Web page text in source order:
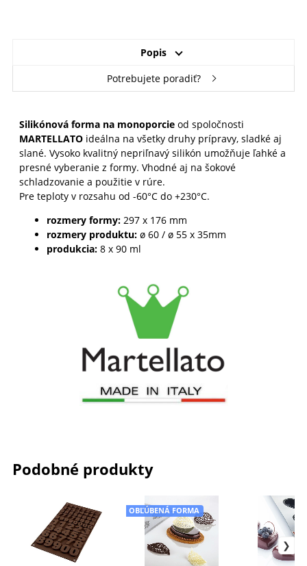
Popis
Potrebujete poradiť?
Silikónová forma na monoporcieod spoločnosti
MARTELLATO ideálna na všetky druhy prípravy, sladké aj
slané. Vysoko kvalitný nepriľnavý silikón umožňuje ľahké a
presné vyberanie z formy. Vhodné aj na šokové
schladzovanie a použitie v rúre.
Pre teploty v rozsahu od -60°C do +230°C.
rozmery formy: 297 x 176 mm
rozmery produktu:ø 60 / ø 55 x 35mm
produkcia:8 x 90 ml
Podobné produkty
OBĽÚBENÁ FORMA